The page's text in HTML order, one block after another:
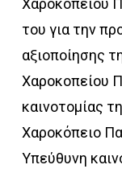
Χαροκοπείου
του για την
αξιοποίησης
Χαροκοπείου
καινοτομίας
Χαροκόπειο
Υπεύθυνη